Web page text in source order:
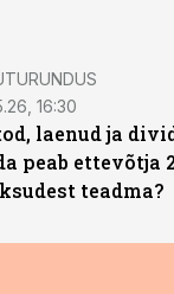
16:30
laenud ja
peab ettevõtja
teadma?